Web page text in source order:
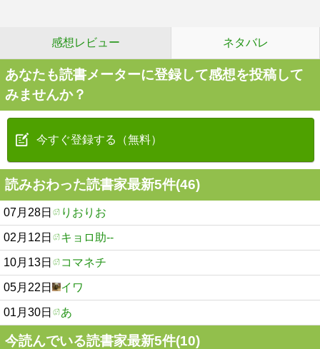
感想レビュー ネタバレ
あなたも読書メーターに登録して感想を投稿して
みませんか？
今すぐ登録する（無料）
読みおわった読書家最新5件(46)
07月28日 りおりお
02月12日 キョロ助--
10月13日 コマネチ
05月22日 イワ
01月30日 あ
今読んでいる読書家最新5件(10)